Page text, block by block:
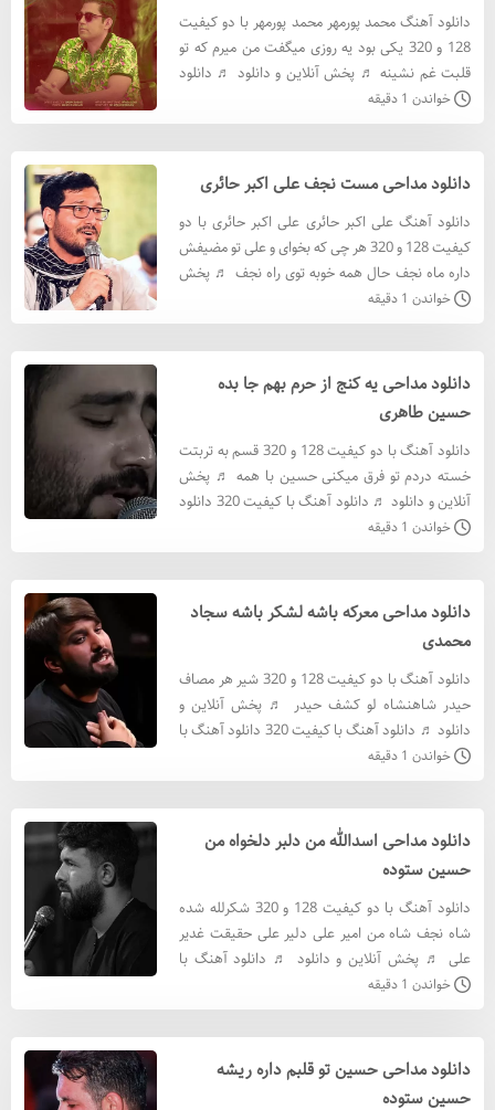
دانلود آهنگ محمد پورمهر محمد پورمهر با دو کیفیت
128 و 320 یکی بود یه روزی میگفت من میرم که تو
قلبت غم نشینه ♬ پخش آنلاین و دانلود ♬ دانلود
پورمهر ب
خواندن 1 دقیقه
دانلود مداحی مست نجف علی اکبر حائری
دانلود آهنگ علی اکبر حائری علی اکبر حائری با دو
کیفیت 128 و 320 هر چی که بخوای و علی تو مضیفش
داره ماه نجف حال همه خوبه توی راه نجف ♬ پخش
آنلاین و دانلود ♬ دانلود آهنگ علی اکبر حائری با
کيفيت 320
خواندن 1 دقیقه
دانلود مداحی یه کنج از حرم بهم جا بده
حسین طاهری
دانلود آهنگ با دو کیفیت 128 و 320 قسم به تربتت
خسته دردم تو فرق میکنی حسین با همه ♬ پخش
آنلاین و دانلود ♬ دانلود آهنگ با کيفيت 320 دانلود
جا بدهد
خواندن 1 دقیقه
دانلود مداحی معرکه باشه لشکر باشه سجاد
محمدی
دانلود آهنگ با دو کیفیت 128 و 320 شیر هر مصاف
حیدر شاهنشاه لو کشف حیدر ♬ پخش آنلاین و
دانلود ♬ دانلود آهنگ با کيفيت 320 دانلود آهنگ با
کيفيت 128 متن آهنگ معرکه باشه لشکر
باشهصحبت از فتح خیبر
خواندن 1 دقیقه
دانلود مداحی اسدالله من دلبر دلخواه من
حسین ستوده
دانلود آهنگ با دو کیفیت 128 و 320 شکرلله شده
شاه نجف شاه من امیر علی دلیر علی حقیقت غدیر
علی ♬ پخش آنلاین و دانلود ♬ دانلود آهنگ با
وقت غم یا خوشح
خواندن 1 دقیقه
دانلود مداحی حسین تو قلبم داره ریشه
حسین ستوده